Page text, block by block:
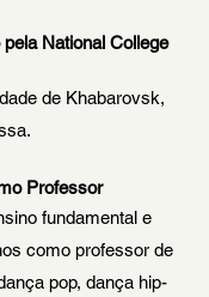
National College
de Khabarovsk,
Professor
fundamental e
como professor de
pop, dança hip-